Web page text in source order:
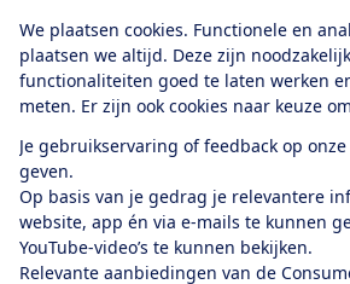
We plaatsen cookies. Functionele en
plaatsen we altijd. Deze zijn
functionaliteiten goed te laten werken
meten. Er zijn ook cookies naar keuze
Je gebruikservaring of feedback op
geven.
Op basis van je gedrag je relevantere
website, app én via e-mails te kunnen
YouTube-video’s te kunnen bekijken.
Relevante aanbiedingen van de
Alles over de
app
Algemene Voorwaarden
Cookiebeleid
Privacyvoorkeuren